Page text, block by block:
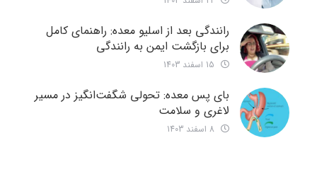
رانندگی بعد از اسلیو معده: راهنمای کامل
برای بازگشت ایمن به رانندگی
بای پس معده: تحولی شگفت‌انگیز در مسیر
لاغری و سلامت